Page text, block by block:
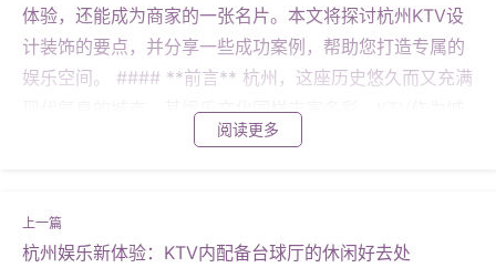
体验，还能成为商家的一张名片。本文将探讨杭州KTV设
计装饰的要点，并分享一些成功案例，帮助您打造专属的
娱乐空间。 #### **前言** 杭州，这座历史悠久而又充满
现代气息的城市，其娱乐文化同样丰富多彩。KTV作为城
市夜生活的代表之一，其设计装饰自然需要与时俱进，不
如何通过设计提升顾客体验，并分享几个成功的案例。 #
### **设计要点** **1. 色彩搭配** 色彩是KTV设计中不
阅读更多
杭州娱乐新体验：KTV内配备台球厅的休闲好去处